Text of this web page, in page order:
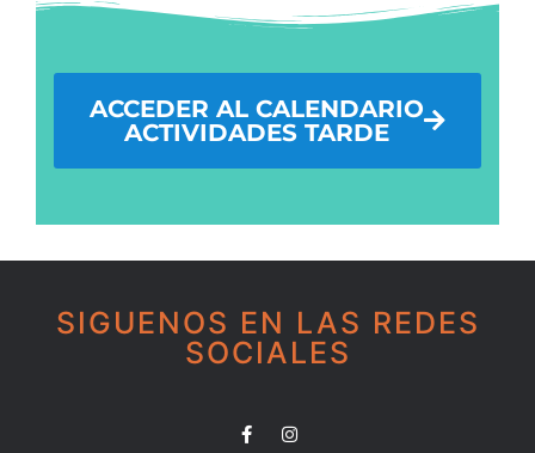
ACCEDER AL CALENDARIO
ACTIVIDADES TARDE
SIGUENOS EN LAS REDES
SOCIALES